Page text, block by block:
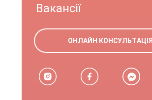
Вакансії
ОНЛАЙН КОНСУЛЬТАЦІЯ